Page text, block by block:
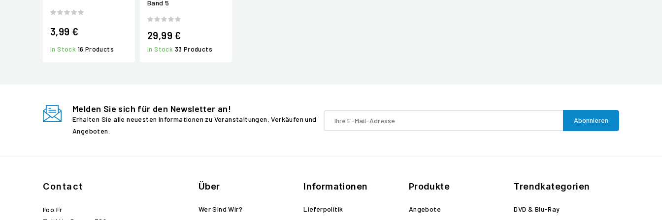
3,99 €
In Stock 16 Products
Band 5
29,99 €
In Stock 33 Products
Melden Sie sich für den Newsletter an!
Erhalten Sie alle neuesten Informationen zu Veranstaltungen, Verkäufen und
Angeboten.
Contact
Foo.fr
Über
Wer Sind Wir?
Informationen
Lieferpolitik
Produkte
Angebote
Trendkategorien
DVD & Blu-Ray